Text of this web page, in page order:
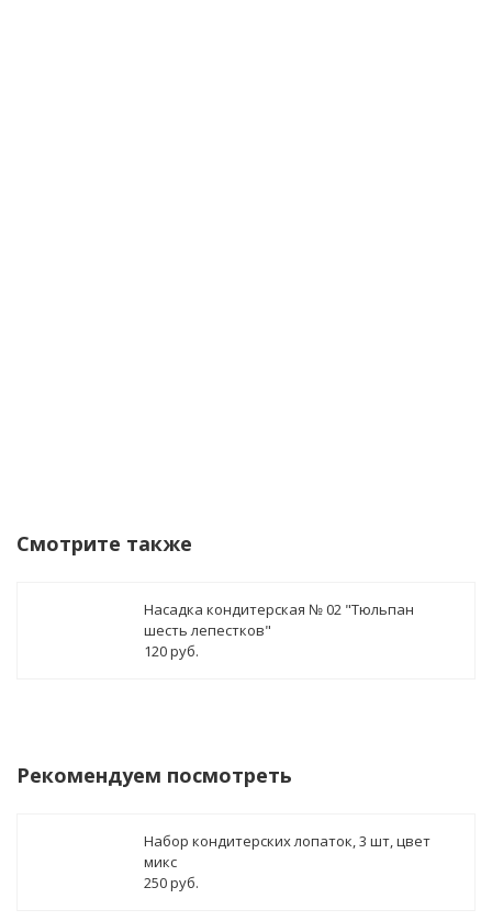
Смотрите также
Насадка кондитерская № 02 "Тюльпан
шесть лепестков"
120 руб.
Рекомендуем посмотреть
Набор кондитерских лопаток, 3 шт, цвет
микс
250 руб.